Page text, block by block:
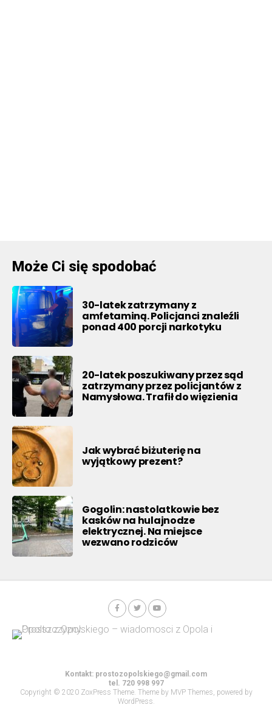
Może Ci się spodobać
30-latek zatrzymany z
amfetaminą. Policjanci znaleźli
ponad 400 porcji narkotyku
20-latek poszukiwany przez sąd
zatrzymany przez policjantów z
Namysłowa. Trafił do więzienia
Jak wybrać biżuterię na
wyjątkowy prezent?
Gogolin: nastolatkowie bez
kasków na hulajnodze
elektrycznej. Na miejsce
wezwano rodziców
Kontakt: prostozopolskiego@gmail.com
tel. 720 998 997
Copyright © 2020 ZoxPress Theme. Theme by MVP Themes, powered by
WordPress.